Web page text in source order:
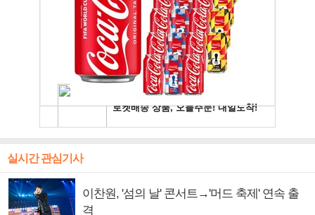
실시간 관심기사
이찬원, '섬의 날' 콘서트→'머드 축제' 연속 출
격